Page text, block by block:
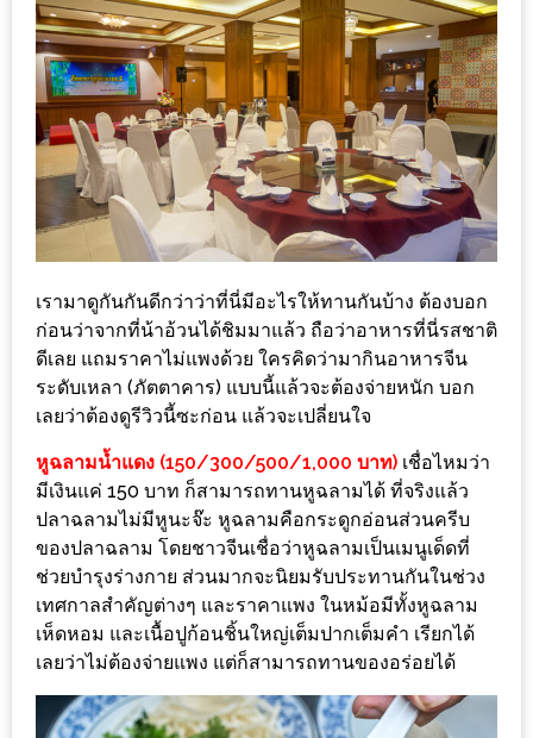
DISH
EVENT
ที่
ต้อง
ห้าม
พลาด
สำหรับ
ฤดู
หนาว
นี้
กับ
PING
FAI
FESTIVAL
2
–
ช็อป
ฟิน
กิน
เพลิน
HFG
เรามาดูกันกันดีกว่าว่าที่นี่มีอะไรให้ทานกันบ้าง ต้องบอก
ก่อนว่าจากที่น้าอ้วนได้ชิมมาแล้ว ถือว่าอาหารที่นี่รสชาติ
ดีเลย แถมราคาไม่แพงด้วย ใครคิดว่ามากินอาหารจีน
ระดับเหลา (ภัตตาคาร) แบบนี้แล้วจะต้องจ่ายหนัก บอก
เลยว่าต้องดูรีวิวนี้ซะก่อน แล้วจะเปลี่ยนใจ
หูฉลามน้ำแดง (150/300/500/1,000 บาท) เชื่อไหมว่า
มีเงินแค่ 150 บาท ก็สามารถทานหูฉลามได้ ที่จริงแล้ว
ปลาฉลามไม่มีหูนะจ๊ะ หูฉลามคือกระดูกอ่อนส่วนครีบ
ของปลาฉลาม โดยชาวจีนเชื่อว่าหูฉลามเป็นเมนูเด็ดที่
ช่วยบำรุงร่างกาย ส่วนมากจะนิยมรับประทานกันในช่วง
เทศกาลสำคัญต่างๆ และราคาแพง ในหม้อมีทั้งหูฉลาม
เห็ดหอม และเนื้อปูก้อนชิ้นใหญ่เต็มปากเต็มคำ เรียกได้
เลยว่าไม่ต้องจ่ายแพง แต่ก็สามารถทานของอร่อยได้